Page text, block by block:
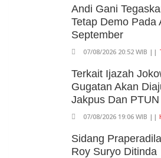
Andi Gani
Tetap Demo Pada
September
07/08/2026 20:52 WIB ||
Terkait Ijazah
Gugatan Akan
Jakpus Dan PTUN
07/08/2026 19:06 WIB ||
Sidang
Roy Suryo Ditinda